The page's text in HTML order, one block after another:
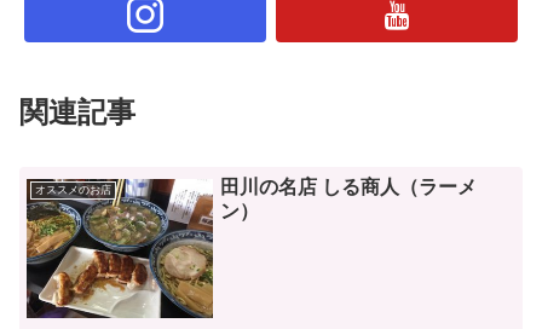
関連記事
オススメのお店
田川の名店 しる商人（ラーメ
ン）